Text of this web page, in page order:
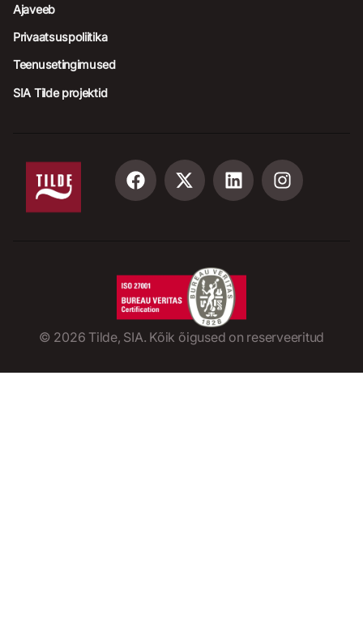
Ajaveeb
Privaatsuspoliitika
Teenusetingimused
SIA Tilde projektid
© 2026 Tilde, SIA. Kõik õigused on reserveeritud